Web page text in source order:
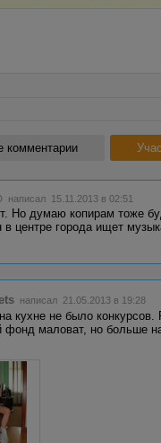
комментарии
написал 15.11.2013 в 02:51
Но думаю копирам тоже
в центре города ищет
написал 21.05.2013 в 19:28
кухне не было
фонд маловат, но больше